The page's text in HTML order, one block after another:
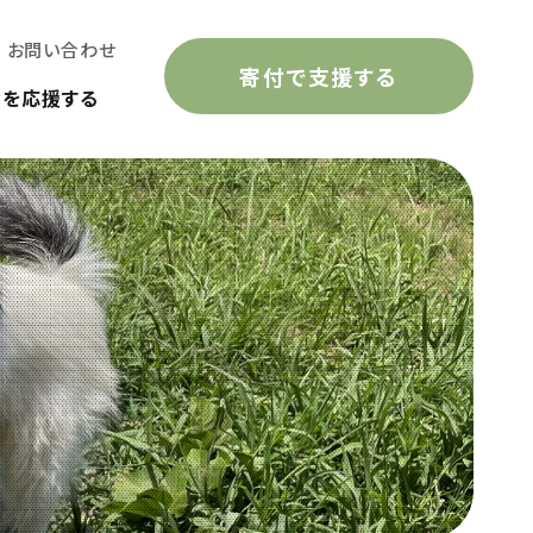
お問い合わせ
応援する
寄付で支援する